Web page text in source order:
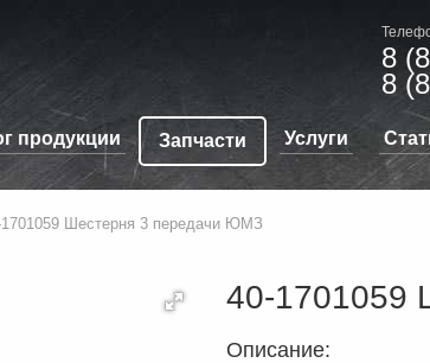
8
8
продукции Запчасти Услуги
1701059 Шестерня 3 передачи ЮМЗ
40-1701059
Описание: